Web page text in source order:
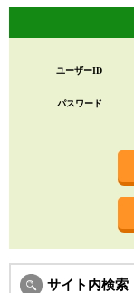
ユーザーID
パスワード
サイト内検索